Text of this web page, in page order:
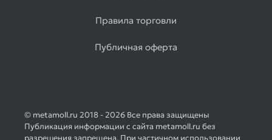
Правила торговли
Публичная оферта
© metamoll.ru 2018 - 2026 Все права защищены
Публикация информации с сайта metamoll.ru без
разрешения запрещена. При частичном использовании